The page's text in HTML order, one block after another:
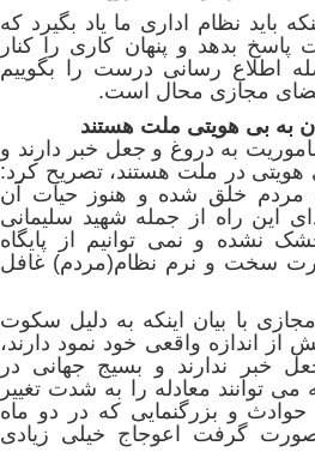
باید نظام اداری ما یاد بگیرد که
بدهد و پنهان کاری را کنار
اطلاع رسانی درست را بگوییم
فضای مجازی محال است.
به بی هویتی ملت هستند
به دروغ و جعل خبر دارند و
هویتی در ملت هستند، تصریح کرد:
مردم خلق شده و هنوز حیات آن
این راه از جمله شهید سلیمانی
نشده و نمی توانیم از پایگاه
سخت و نرم نظام(مردم) غافل
با بیان اینکه به دلیل سکوت
اندازه واقعی خود نمود دارند،
خبر ندارند و بسیج جهانی در
توانند معادله را به شدت تغییر
حوادث و بزرگنمایی که در دو ماه
گرفت اعوجاج خیلی زیادی